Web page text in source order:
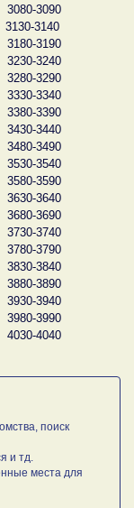
3080-3090
3130-3140
3180-3190
3230-3240
3280-3290
3330-3340
3380-3390
3430-3440
3480-3490
3530-3540
3580-3590
3630-3640
3680-3690
3730-3740
3780-3790
3830-3840
3880-3890
3930-3940
3980-3990
4030-4040
поиск
и тд.
места для